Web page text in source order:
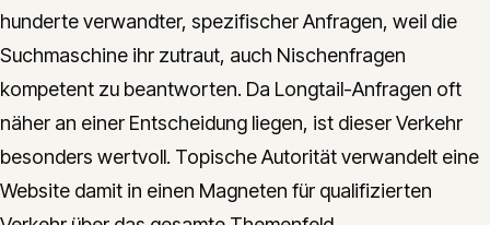
hunderte verwandter, spezifischer Anfragen, weil die
Suchmaschine ihr zutraut, auch Nischenfragen
kompetent zu beantworten. Da Longtail-Anfragen oft
näher an einer Entscheidung liegen, ist dieser Verkehr
besonders wertvoll. Topische Autorität verwandelt eine
Website damit in einen Magneten für qualifizierten